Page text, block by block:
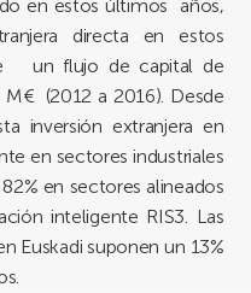
en estos últimos años,
directa en estos
un flujo de capital de
(2012 a 2016). Desde
inversión extranjera en
en sectores industriales
en sectores alineados
inteligente RIS3. Las
Euskadi suponen un 13%